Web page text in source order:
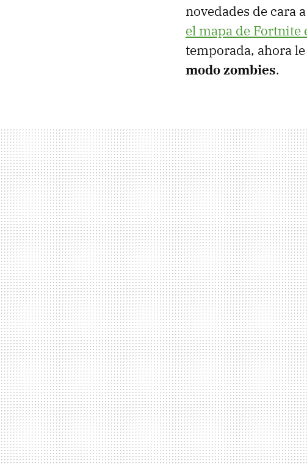
novedades de cara
el mapa de Fortnite
temporada, ahora
modo zombies.